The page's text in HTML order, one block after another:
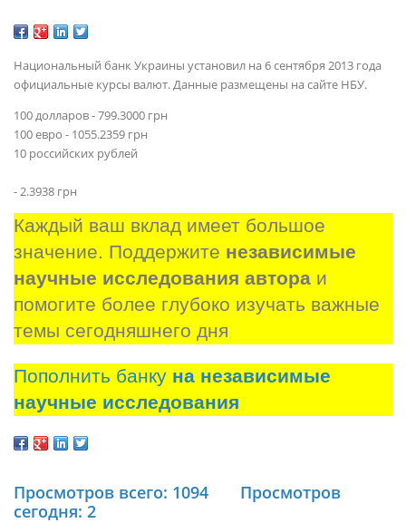
Национальный банк Украины установил на 6 сентября 2013 года
официальные курсы валют. Данные размещены на сайте НБУ.
100 долларов - 799.3000 грн
100 евро - 1055.2359 грн
10 российских рублей
- 2.3938 грн
Каждый ваш вклад имеет большое
значение. Поддержите независимые
научные исследования автора и
помогите более глубоко изучать важные
темы сегодняшнего дня
Пополнить банку на независимые
научные исследования
Просмотров всего: 1094
Просмотров
сегодня: 2